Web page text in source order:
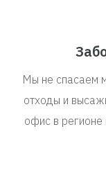
Мы не спасаем
отходы и
офис в регионе